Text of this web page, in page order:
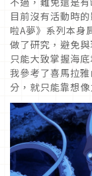
目前沒有活動時
啦A夢》系列本身
做了研究，避免
只能大致掌握海
我參考了喜馬拉
分，就只能靠想像